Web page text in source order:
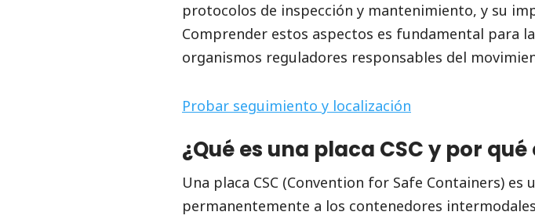
protocolos de inspección y mantenimiento, y su
Comprender estos aspectos es fundamental para
organismos reguladores responsables del
Probar seguimiento y localización
¿Qué es una placa CSC y por
Una placa CSC (Convention for Safe Containers)
permanentemente a los contenedores